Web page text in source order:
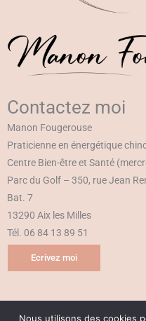
Contactez moi
Manon Fougerouse
Praticienne en énergétique
Centre Bien-être et Santé
Parc du Golf – 350, rue Jean
Bat. 7
13290 Aix les Milles
Tél. 06 84 13 89 51
Ecrivez moi
Site réalisé parA-méo
Nous utilisons des cookies